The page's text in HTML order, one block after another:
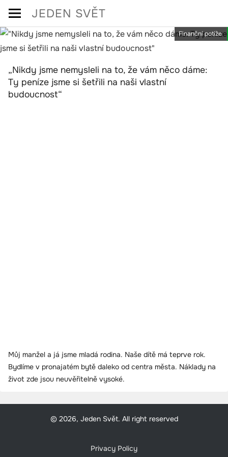
Skip
content
JEDEN SVĚT
Finanční potíže
„Nikdy jsme nemysleli na to, že vám něco dáme:
Ty peníze jsme si šetřili na naši vlastní
budoucnost“
Můj manžel a já jsme mladá rodina. Naše dítě má teprve rok.
Bydlíme v pronajatém bytě daleko od centra města. Náklady na
život zde jsou neuvěřitelně vysoké.
© 2026, Jeden Svět. All right reserved
Privacy Policy